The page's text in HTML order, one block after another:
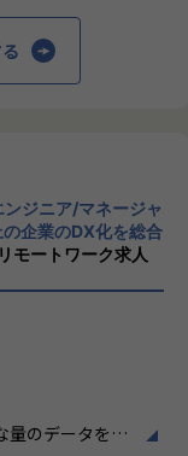
グラウンドをも
、テクニカル
いただける方
い案件遂行と
ます。
ジニア/マネージャ
企業のDX化を総合
モートワーク求人
量のデータを蓄